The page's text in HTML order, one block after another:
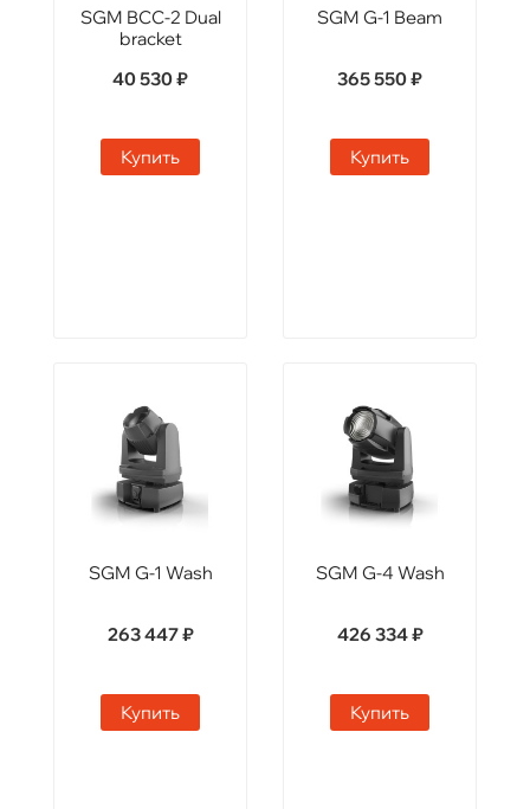
SGM BCC-2 Dual
bracket
40 530 ₽
Купить
SGM G-1 Beam
365 550 ₽
Купить
SGM G-1 Wash
263 447 ₽
Купить
SGM G-4 Wash
426 334 ₽
Купить